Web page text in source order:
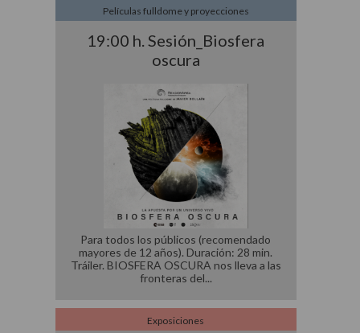
19:00 h. Sesión_Biosfera
oscura
Películas fulldome y proyecciones
Para todos los públicos (recomendado
mayores de 12 años). Duración: 28 min.
Tráiler. BIOSFERA OSCURA nos lleva a las
fronteras del
Exposiciones